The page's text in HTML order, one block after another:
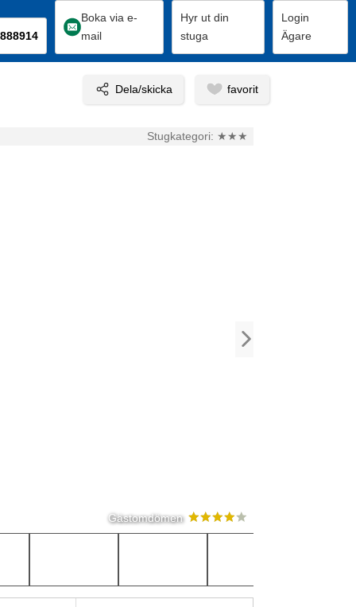
Boka via e-
mail
Hyr ut din
stuga
Login
Ägare
Stugkategori: ★★★
Gästomdömen